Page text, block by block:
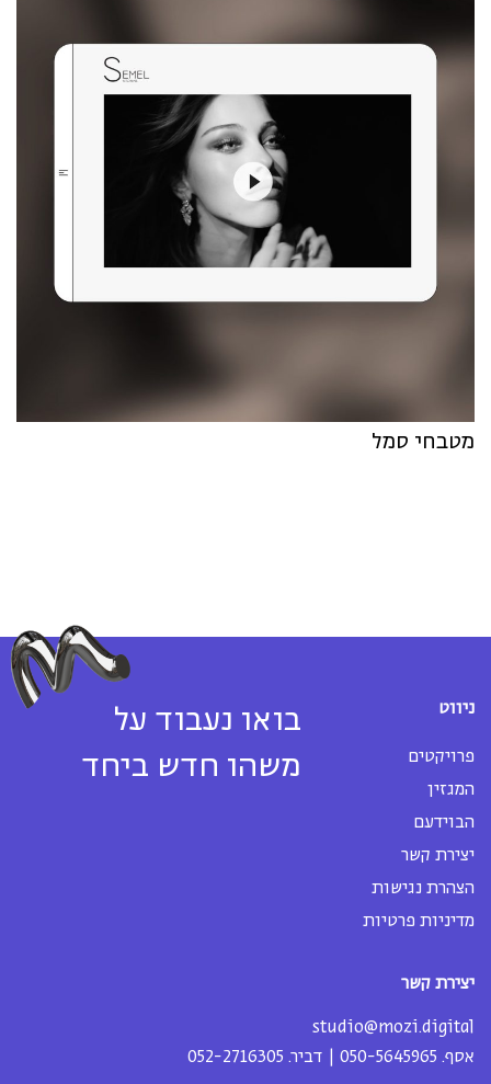
מטבחי סמל
ניווט
פרויקטים
המגזין
הבוידעם
יצירת קשר
הצהרת נגישות
מדיניות פרטיות
יצירת קשר
studio@mozi.digital
אסף. 050-5645965 | דביר. 052-2716305
בואו נעבוד על
משהו חדש ביחד